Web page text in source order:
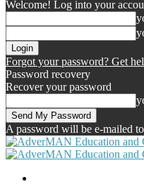
Welcome! Log into your
Forgot your password? Get
Password recovery
Recover your password
A password will be e-mailed